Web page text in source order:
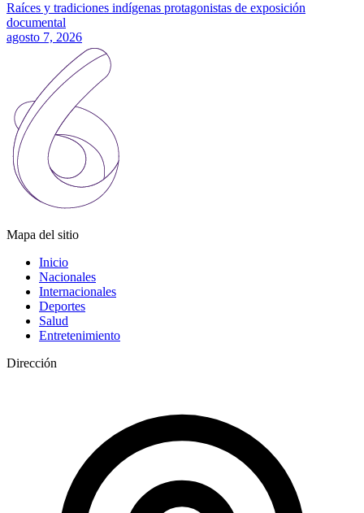
Raíces y tradiciones indígenas protagonistas de exposición
documental
agosto 7, 2026
Mapa del sitio
Inicio
Nacionales
Internacionales
Deportes
Salud
Entretenimiento
Dirección